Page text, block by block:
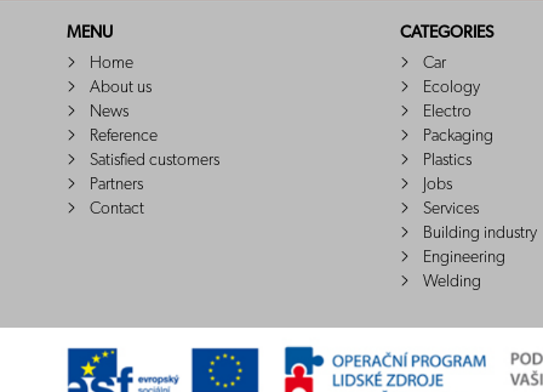
MENU
Home
About us
News
Reference
Satisfied customers
Partners
Contact
CATEGORIES
Car
Ecology
Electro
Packaging
Plastics
Jobs
Services
Building industry
Engineering
Welding